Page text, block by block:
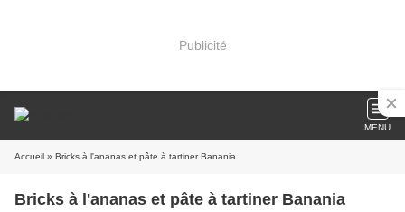
Publicité
MENU
Accueil » Bricks à l'ananas et pâte à tartiner Banania
Bricks à l'ananas et pâte à tartiner Banania